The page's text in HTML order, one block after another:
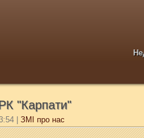
"Карпати"
ЗМІ про нас